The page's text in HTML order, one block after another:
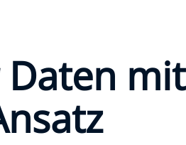
Daten mit